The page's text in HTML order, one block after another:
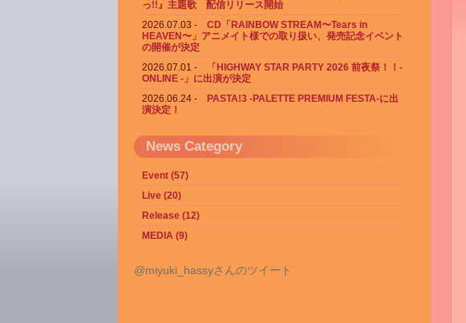
っ!!』主題歌 配信リリース開始
2026.07.03
CD「RAINBOW STREAM〜Tears in
HEAVEN〜」アニメイト様での取り扱い、発売記念イベント
の開催が決定
2026.07.01
「HIGHWAY STAR PARTY 2026 前夜祭！！-
ONLINE -」に出演が決定
2026.06.24
PASTA!3 -PALETTE PREMIUM FESTA-に出
演決定！
News Category
Event (57)
Live (20)
Release (12)
MEDIA (9)
@miyuki_hassyさんのツイート